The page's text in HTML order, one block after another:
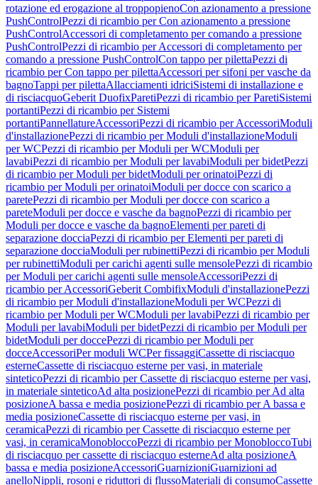
rotazione ed erogazione al troppopienoCon azionamento a pressione
PushControlPezzi di ricambio per Con azionamento a pressione
PushControlAccessori di completamento per comando a pressione
PushControlPezzi di ricambio per Accessori di completamento per
comando a pressione PushControlCon tappo per pilettaPezzi di
ricambio per Con tappo per pilettaAccessori per sifoni per vasche da
bagnoTappi per pilettaAllacciamenti idriciSistemi di installazione e
di risciacquoGeberit DuofixParetiPezzi di ricambio per ParetiSistemi
portantiPezzi di ricambio per Sistemi
portantiPannellatureAccessoriPezzi di ricambio per AccessoriModuli
d'installazionePezzi di ricambio per Moduli d'installazioneModuli
per WCPezzi di ricambio per Moduli per WCModuli per
lavabiPezzi di ricambio per Moduli per lavabiModuli per bidetPezzi
di ricambio per Moduli per bidetModuli per orinatoiPezzi di
ricambio per Moduli per orinatoiModuli per docce con scarico a
paretePezzi di ricambio per Moduli per docce con scarico a
pareteModuli per docce e vasche da bagnoPezzi di ricambio per
Moduli per docce e vasche da bagnoElementi per pareti di
separazione docciaPezzi di ricambio per Elementi per pareti di
separazione docciaModuli per rubinettiPezzi di ricambio per Moduli
per rubinettiModuli per carichi agenti sulle mensolePezzi di ricambio
per Moduli per carichi agenti sulle mensoleAccessoriPezzi di
ricambio per AccessoriGeberit CombifixModuli d'installazionePezzi
di ricambio per Moduli d'installazioneModuli per WCPezzi di
ricambio per Moduli per WCModuli per lavabiPezzi di ricambio per
Moduli per lavabiModuli per bidetPezzi di ricambio per Moduli per
bidetModuli per doccePezzi di ricambio per Moduli per
docceAccessoriPer moduli WCPer fissaggiCassette di risciacquo
esterneCassette di risciacquo esterne per vasi, in materiale
sinteticoPezzi di ricambio per Cassette di risciacquo esterne per vasi,
in materiale sinteticoAd alta posizionePezzi di ricambio per Ad alta
posizioneA bassa e media posizionePezzi di ricambio per A bassa e
media posizioneCassette di risciacquo esterne per vasi, in
ceramicaPezzi di ricambio per Cassette di risciacquo esterne per
vasi, in ceramicaMonobloccoPezzi di ricambio per MonobloccoTubi
di risciacquo per cassette di risciacquo esterneAd alta posizioneA
bassa e media posizioneAccessoriGuarnizioniGuarnizioni ad
anelloNippli, rosoni e riduttori di flussoMateriali di consumoCassette